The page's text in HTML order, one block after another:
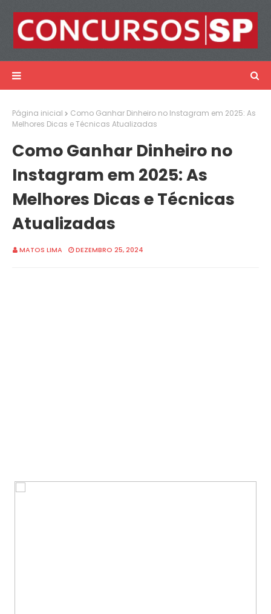
Página inicial
Como Ganhar Dinheiro no Instagram em 2025: As
Melhores Dicas e Técnicas Atualizadas
Como Ganhar Dinheiro no
Instagram em 2025: As
Melhores Dicas e Técnicas
Atualizadas
MATOS LIMA DEZEMBRO 25, 2024